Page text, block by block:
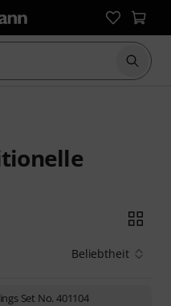
Suche
Beliebtheit
Set No. 401104